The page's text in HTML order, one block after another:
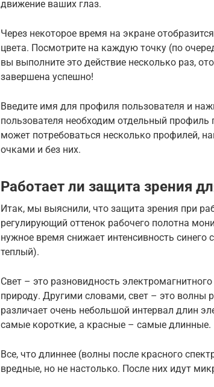
движение ваших глаз.
Через некоторое время на экране
цвета. Посмотрите на каждую точку (по
вы выполните это действие несколько раз,
завершена успешно!
Введите имя для профиля пользователя и
пользователя необходим отдельный
может потребоваться несколько профилей,
очками и без них.
Работает ли защита зрения
Итак, мы выяснили, что защита зрения при
регулирующий оттенок рабочего полотна
нужное время снижает интенсивность синего
теплый).
Свет – это разновидность
природу. Другими словами, свет – это волны
различает очень небольшой интервал длин
самые короткие, а красные – самые длинные.
Все, что длиннее (волны после красного
вредные, но не настолько. После них идут